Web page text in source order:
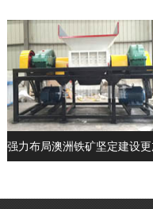
强力布局澳洲铁矿坚定建设更